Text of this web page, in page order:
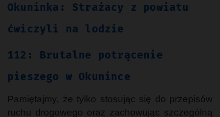
Okuninka: Strażacy z powiatu
ćwiczyli na lodzie
112: Brutalne potrącenie
pieszego w Okunince
Pamiętajmy, że tylko stosując się do przepisów
ruchu drogowego oraz zachowując szczególną